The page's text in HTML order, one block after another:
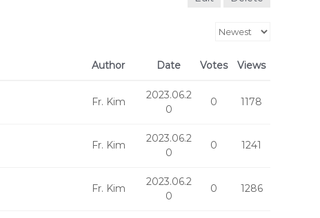
Author Date Votes Views
Fr. Kim
2023.06.2
0
0 1178
Fr. Kim
2023.06.2
0
0 1241
Fr. Kim
2023.06.2
0
0 1286